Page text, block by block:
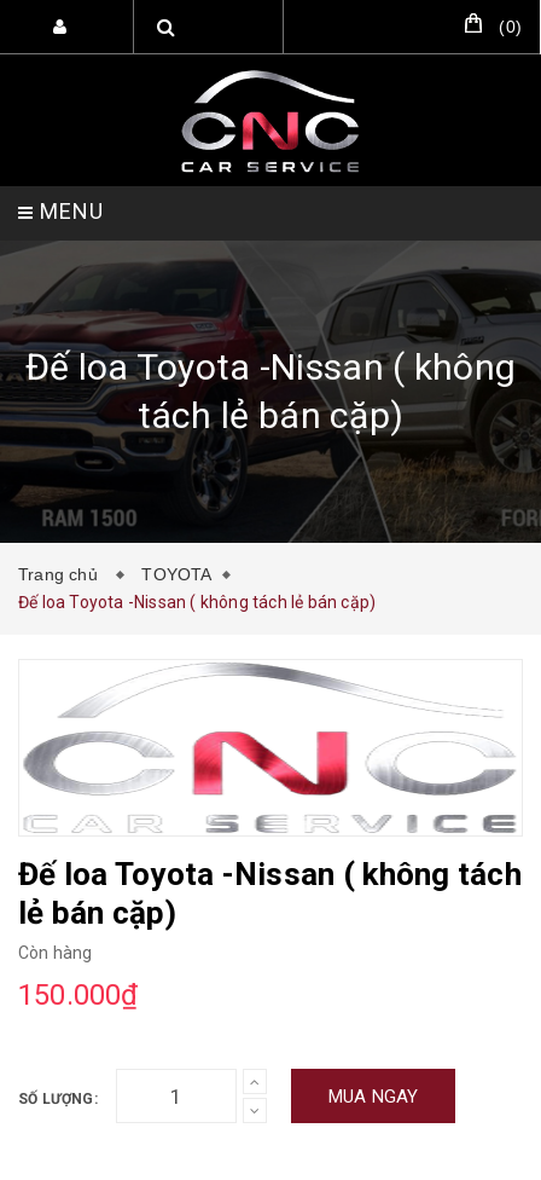
(0)
MENU
TRANG CHỦ DỊCH VỤ SẢN PHẨM
HỖ TRỢ SETUP GARA LIÊN HỆ
Đế loa Toyota -Nissan ( không
tách lẻ bán cặp)
Trang chủ
TOYOTA
Đế loa Toyota -Nissan ( không tách lẻ bán cặp)
Đế loa Toyota -Nissan ( không tách
lẻ bán cặp)
Còn hàng
150.000₫
SỐ LƯỢNG: MUA NGAY